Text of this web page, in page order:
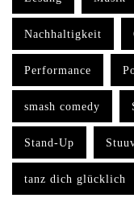
Nachhaltigkeit
Performance
smash comedy
Stand-Up
tanz dich glücklich